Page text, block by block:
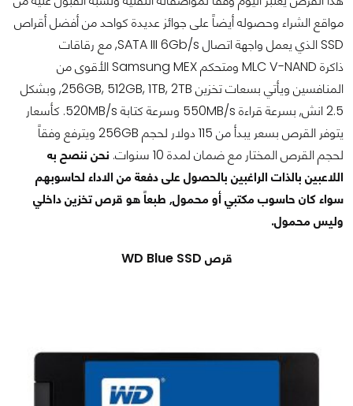
مواقع الشراء وحصوله أيضاً على جوائز عديدة كواحد من أفضل أقراص
SSD الذي يعمل واجهة اتصال SATA III 6Gb/s, مع رقاقات
ذاكرة MLC V-NAND ومتحكم Samsung MEX الأقوى من
المنافسين ويأتي بسعات تخزين 256GB, 512GB, 1TB, 2TB, وبشكل
2.5 انش, بسرعة قراءة 550MB/s وسرعة كتابة 520MB/s. كأسعار
يتوفر القرص بسعر يبدأ من 115 دولار لحجم 256GB ويترفع وفقاً
لحجم القرص المختار مع ضمان لمدة 10 سنوات.
نحن ننصح به
اللاعبين بالذات الراغبين بالحصول على دفعة من الاداء لحاسوبهم
سواء كان حاسوب مكتبي أو محمول, طبعاً هو قرص تخزين داخلي
وليس محمول.
قرص WD Blue SSD